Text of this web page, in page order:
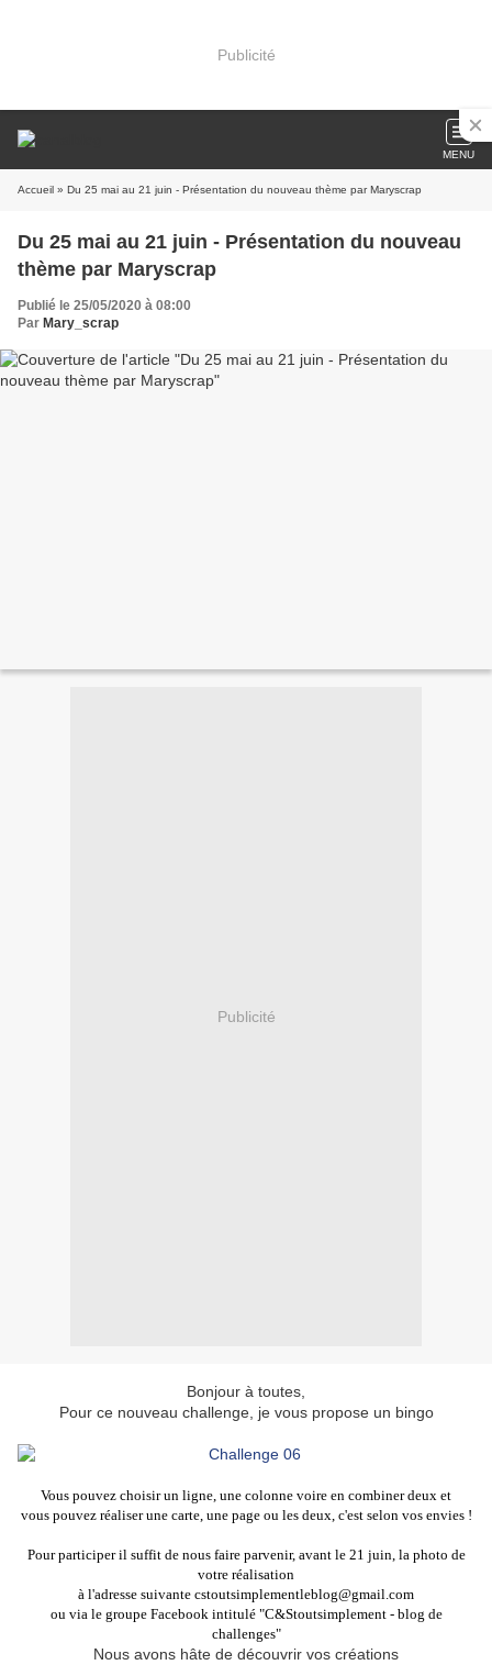
Publicité
MENU
Accueil » Du 25 mai au 21 juin - Présentation du nouveau thème par Maryscrap
Du 25 mai au 21 juin - Présentation du nouveau
thème par Maryscrap
Publié le 25/05/2020 à 08:00
Par Mary_scrap
Publicité
Bonjour à toutes,
Pour ce nouveau challenge, je vous propose un bingo
Vous pouvez choisir un ligne, une colonne voire en combiner deux et
vous pouvez réaliser une carte, une page ou les deux, c'est selon vos envies !
Pour participer il suffit de nous faire parvenir, avant le 21 juin, la photo de
votre réalisation
à l'adresse suivante cstoutsimplementleblog@gmail.com
ou via le groupe Facebookintitulé "C&Stoutsimplement - blog de
challenges"
Nous avons hâte de découvrir vos créations